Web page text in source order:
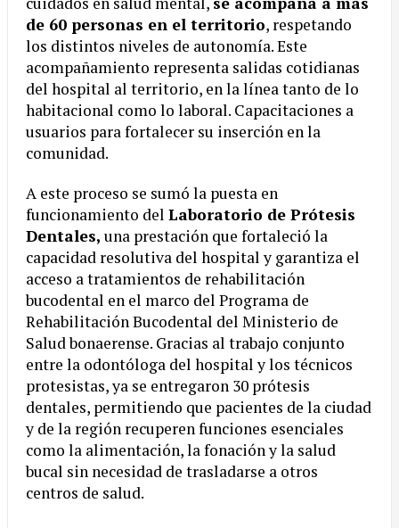
de 60 personas en el territorio, respetando
los distintos niveles de autonomía. Este
acompañamiento representa salidas cotidianas
del hospital al territorio, en la línea tanto de lo
habitacional como lo laboral. Capacitaciones a
usuarios para fortalecer su inserción en la
comunidad.
A este proceso se sumó la puesta en
funcionamiento del Laboratorio de Prótesis
Dentales, una prestación que fortaleció la
capacidad resolutiva del hospital y garantiza el
acceso a tratamientos de rehabilitación
bucodental en el marco del Programa de
Rehabilitación Bucodental del Ministerio de
Salud bonaerense. Gracias al trabajo conjunto
entre la odontóloga del hospital y los técnicos
protesistas, ya se entregaron 30 prótesis
dentales, permitiendo que pacientes de la ciudad
y de la región recuperen funciones esenciales
como la alimentación, la fonación y la salud
bucal sin necesidad de trasladarse a otros
centros de salud.